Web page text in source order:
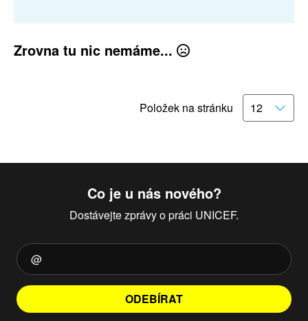
Zrovna tu nic nemáme...
Položek na stránku
Co je u nás nového?
Dostávejte zprávy o práci UNICEF.
ODEBÍRAT